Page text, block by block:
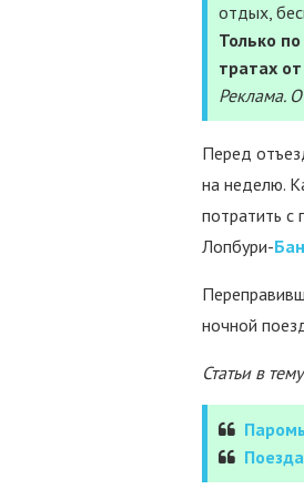
отдых,
Только
тратах
Реклама.
Перед
на неделю.
потратить с
Лопбури-
ночной
Статьи в